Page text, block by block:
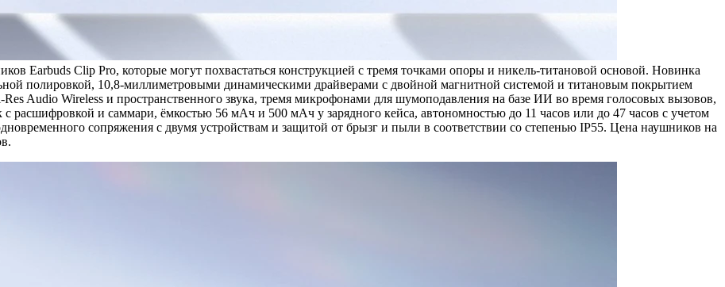
Earbuds Clip Pro, которые могут похвастаться конструкцией с тремя точками опоры и никель-титановой основой. Новинка
полировкой, 10,8-миллиметровыми динамическими драйверами с двойной магнитной системой и титановым покрытием
Audio Wireless и пространственного звука, тремя микрофонами для шумоподавления на базе ИИ во время голосовых вызовов,
расшифровкой и саммари, ёмкостью 56 мАч и 500 мАч у зарядного кейса, автономностью до 11 часов или до 47 часов с учетом
сопряжения с двумя устройствам и защитой от брызг и пыли в соответствии со степенью IP55. Цена наушников на